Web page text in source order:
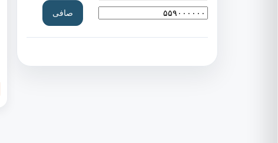
حداقل
قیمت
حداكثر
قيمت
صافی